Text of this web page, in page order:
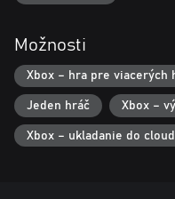
Možnosti
Xbox – hra pre viacerých
Jeden hráč Xbox –
Xbox – ukladanie do